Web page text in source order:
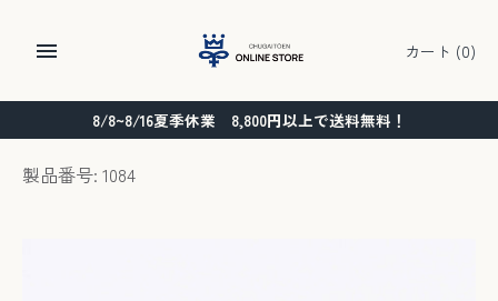
ン
カート (0)
8/8~8/16夏季休業 8,800円以上で送料無料！
製品番号: 1084